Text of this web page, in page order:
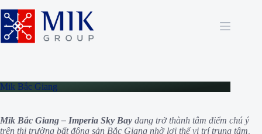
đến
phần
nội
dung
Mik Bắc Giang
Mik Bắc Giang – Imperia Sky Bay đang trở thành tâm điểm chú ý
trên thị trường bất động sản Bắc Giang nhờ lợi thế vị trí trung tâm,